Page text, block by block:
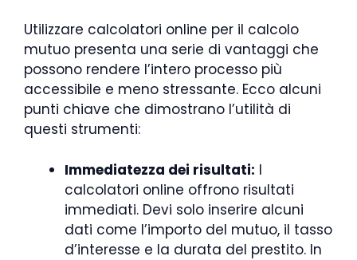
Utilizzare calcolatori online per il calcolo
mutuo presenta una serie di vantaggi che
possono rendere l’intero processo più
accessibile e meno stressante. Ecco alcuni
punti chiave che dimostrano l’utilità di
questi strumenti:
Immediatezza dei risultati: I
calcolatori online offrono risultati
immediati. Devi solo inserire alcuni
dati come l’importo del mutuo, il tasso
d’interesse e la durata del prestito. In